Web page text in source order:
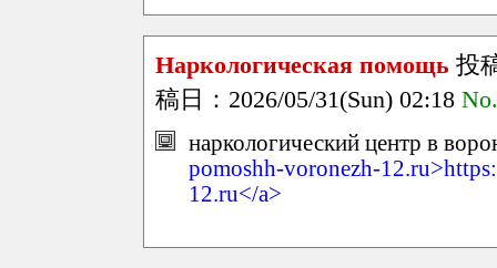
Наркологическая помощь 投
稿日：2026/05/31(Sun) 02:18
наркологический центр в
pomoshh-voronezh-
12.ru</a>